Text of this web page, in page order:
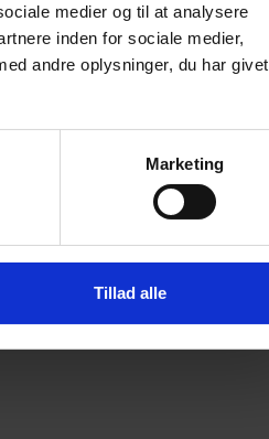
medier og til at analysere
inden for sociale medier,
andre oplysninger, du har givet
Marketing
Tillad alle